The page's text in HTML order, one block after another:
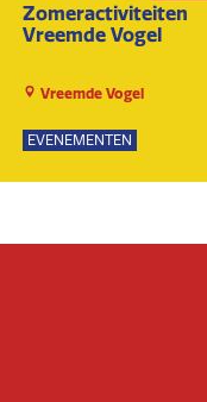
Zomeractiviteiten
Vreemde Vogel
Vreemde Vogel
EVENEMENTEN